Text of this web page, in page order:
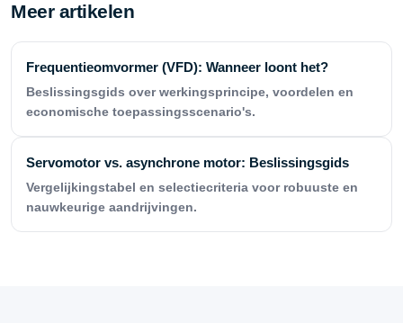
Meer artikelen
Frequentieomvormer (VFD): Wanneer loont het?
Beslissingsgids over werkingsprincipe, voordelen en
economische toepassingsscenario's.
Servomotor vs. asynchrone motor: Beslissingsgids
Vergelijkingstabel en selectiecriteria voor robuuste en
nauwkeurige aandrijvingen.